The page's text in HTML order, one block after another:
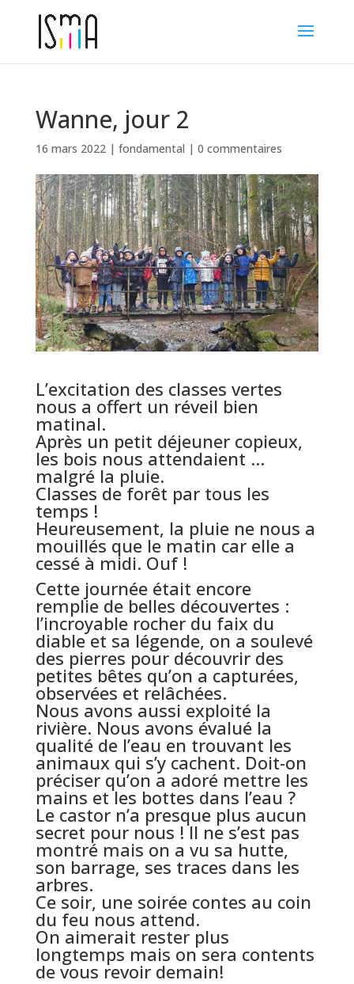
Wanne, jour 2
16 mars 2022| fondamental | 0 commentaires
L’excitation des classes vertes
nous a offert un réveil bien
matinal.
Après un petit déjeuner copieux,
les bois nous attendaient …
malgré la pluie.
Classes de forêt par tous les
temps !
Heureusement, la pluie ne nous a
mouillés que le matin car elle a
cessé à midi. Ouf !
Cette journée était encore
remplie de belles découvertes :
l’incroyable rocher du faix du
diable et sa légende, on a soulevé
des pierres pour découvrir des
petites bêtes qu’on a capturées,
observées et relâchées.
Nous avons aussi exploité la
rivière. Nous avons évalué la
qualité de l’eau en trouvant les
animaux qui s’y cachent. Doit-on
préciser qu’on a adoré mettre les
mains et les bottes dans l’eau ?
Le castor n’a presque plus aucun
secret pour nous ! Il ne s’est pas
montré mais on a vu sa hutte,
son barrage, ses traces dans les
arbres.
Ce soir, une soirée contes au coin
du feu nous attend.
On aimerait rester plus
longtemps mais on sera contents
de vous revoir demain!